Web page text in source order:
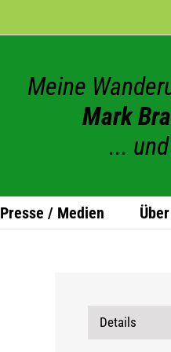
Meine
Mark
...
Presse / Medien
Details